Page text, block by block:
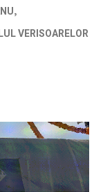
VERISOARELOR